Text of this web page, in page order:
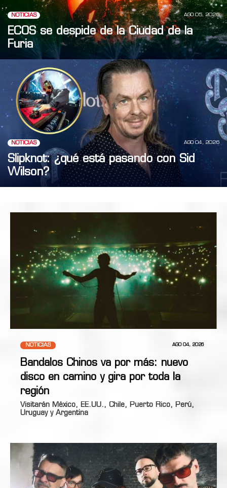
NOTICIAS AGO 05, 2026
ECOS se despide de la Ciudad de la
Furia
NOTICIAS AGO 04, 2026
Slipknot: ¿qué está pasando con Sid
Wilson?
NOTICIAS AGO 04, 2026
Bandalos Chinos va por más: nuevo
disco en camino y gira por toda la
región
Visitarán México, EE.UU., Chile, Puerto Rico, Perú,
Uruguay y Argentina